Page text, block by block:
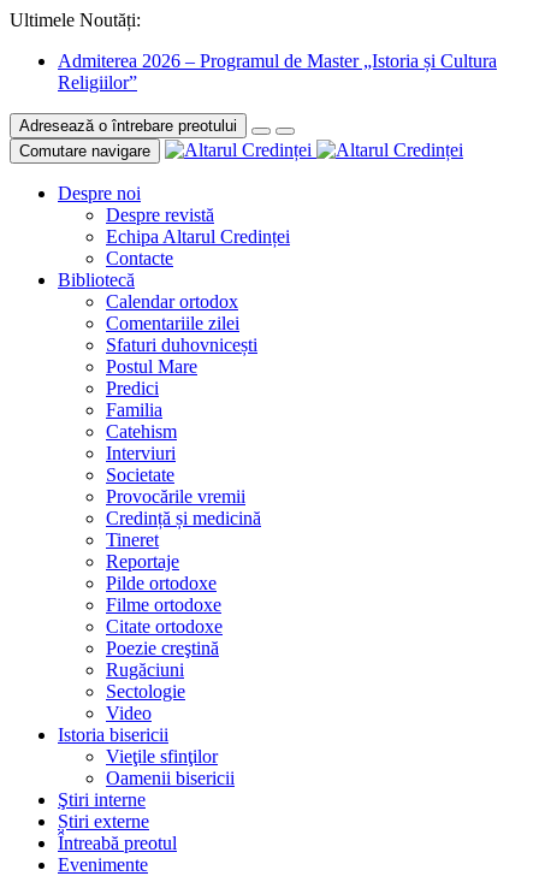
Ultimele Noutăți:
Admiterea 2026 – Programul de Master „Istoria și Cultura
Religiilor”
Adresează o întrebare preotului
Comutare navigare
Despre noi
Despre revistă
Echipa Altarul Credinței
Contacte
Bibliotecă
Calendar ortodox
Comentariile zilei
Sfaturi duhovnicești
Postul Mare
Predici
Familia
Catehism
Interviuri
Societate
Provocările vremii
Credință și medicină
Tineret
Reportaje
Pilde ortodoxe
Filme ortodoxe
Citate ortodoxe
Poezie creştină
Rugăciuni
Sectologie
Video
Istoria bisericii
Vieţile sfinţilor
Oamenii bisericii
Ştiri interne
Știri externe
Întreabă preotul
Evenimente